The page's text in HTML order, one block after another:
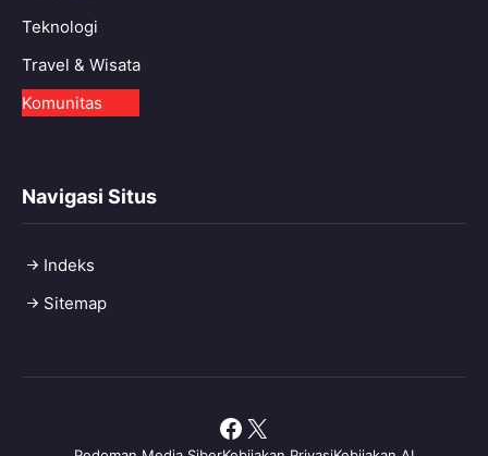
Teknologi
Travel & Wisata
Komunitas
Navigasi Situs
Indeks
Sitemap
Facebook
X